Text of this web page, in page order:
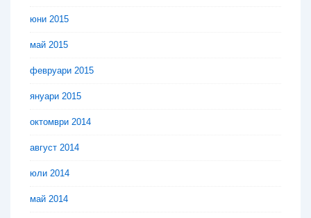
юни 2015
май 2015
февруари 2015
януари 2015
октомври 2014
август 2014
юли 2014
май 2014